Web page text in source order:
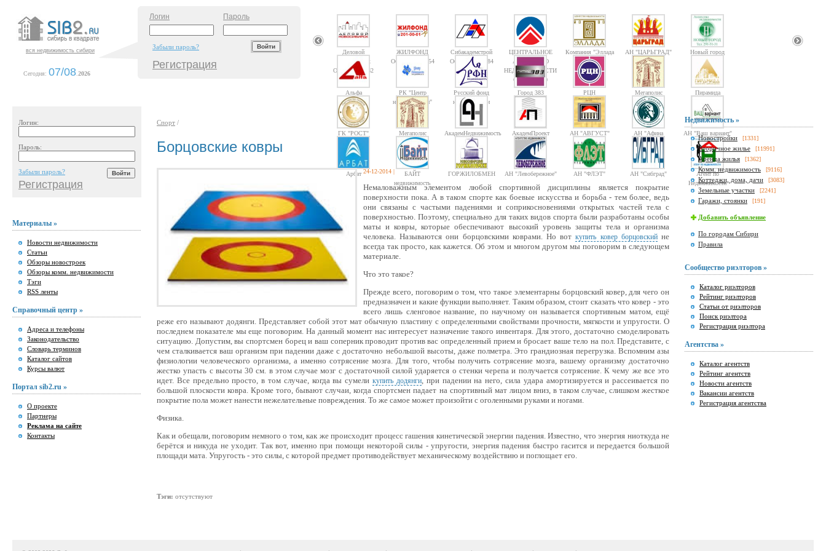
вся недвижимость сибири
Сегодня: 07/08 2026
Логин Пароль
Забыли пароль?
Регистрация
Деловой
Новосибирск
Объектов: 1362
ЖИЛФОНД
Объектов: 14754
Сибакадемстрой
Объектов: 10084
ЦЕНТРАЛЬНОЕ
АГЕНТСТВО
НЕДВИЖИМОСТИ
Объектов: 10
Компания "Эллада
2000"
АН "ЦАРЬГРАД" Новый город
Альфа
РК "Центр
недвижимости"
Русский фонд
недвижимости
Город 383 РЦН Мегаполис Пирамида
ГК "РОСТ" Мегаполис АкадемНедвижимость АкадемПроект АН "АВГУСТ"
АН "Афина
Паллада"
АН "Ваш вариант"
Арбат
БАЙТ
недвижимость
ГОРЖИЛОБМЕН АН "Левобережное" АН "ФЛЭТ" АН "Сибград"
Агент по
Недвижимости
Логин:
Пароль:
Забыли пароль?
Регистрация
Материалы »
Новости недвижимости
Статьи
Обзоры новостроек
Обзоры комм. недвижимости
Тэги
RSS ленты
Справочный центр »
Адреса и телефоны
Законодательство
Словарь терминов
Каталог сайтов
Курсы валют
Портал sib2.ru »
О проекте
Партнеры
Реклама на сайте
Контакты
Спорт /
Борцовские ковры
24-12-2014 |
Немаловажным элементом любой спортивной дисциплины является покрытие
поверхности пока. А в таком спорте как боевые искусства и борьба - тем более, ведь
они связаны с частыми падениями и соприкосновениями открытых частей тела с
поверхностью. Поэтому, специально для таких видов спорта были разработаны особы
маты и ковры, которые обеспечивают высокий уровень защиты тела и организма
человека. Называются они борцовскими коврами. Но воткупить ковер борцовскийне
всегда так просто, как кажется. Об этом и многом другом мы поговорим в следующем
материале.
Что это такое?
Прежде всего, поговорим о том, что такое элементарны борцовский ковер, для чего он
предназначен и какие функции выполняет. Таким образом, стоит сказать что ковер - это
всего лишь сленговое название, по научному он называется спортивным матом, ещё
реже его называют додянги. Представляет собой этот мат обычную пластину с определенными свойствами прочности, мягкости и упругости. О
последнем показателе мы еще поговорим. На данный момент нас интересует назначение такого инвентаря. Для этого, достаточно смоделировать
ситуацию. Допустим, вы спортсмен борец и ваш соперник проводит против вас определенный прием и бросает ваше тело на пол. Представите, с
чем сталкивается ваш организм при падении даже с достаточно небольшой высоты, даже полметра. Это грандиозная перегрузка. Вспомним азы
физиологии человеческого организма, а именно сотрясение мозга. Для того, чтобы получить сотрясение мозга, вашему организму достаточно
жестко упасть с высоты 30 см. в этом случае мозг с достаточной силой ударяется о стенки черепа и получается сотрясение. К чему же все это
идет. Все предельно просто, в том случае, когда вы сумеликупить додянги, при падении на него, сила удара амортизируется и рассеивается по
большой плоскости ковра. Кроме того, бывают случаи, когда спортсмен падает на спортивный мат лицом вниз, в таком случае, слишком жесткое
покрытие пола может нанести нежелательные повреждения. То же самое может произойти с оголенными руками и ногами.
Физика.
Как и обещали, поговорим немного о том, как же происходит процесс гашения кинетической энергии падения. Известно, что энергия ниоткуда не
берётся и никуда не уходит. Так вот, именно при помощи некоторой силы - упругости, энергия падения быстро гасится и передается большой
площади мата. Упругость - это силы, с которой предмет противодействует механическому воздействию и поглощает его.
Тэги: отсутствуют
Недвижимость »
Новостройки [1331]
Вторичное жилье [11991]
Аренда жилья [1362]
Комм. недвижимость [9116]
Коттеджи, дома, дачи [3083]
Земельные участки [2241]
Гаражи, стоянки [191]
Добавить объявление
По городам Сибири
Правила
Сообщество риэлторов »
Каталог риэлторов
Рейтинг риэлторов
Статьи от риэлторов
Поиск риэлтора
Регистрация риэлтора
Агентства »
Каталог агентств
Рейтинг агентств
Новости агентств
Вакансии агентств
Регистрация агентства